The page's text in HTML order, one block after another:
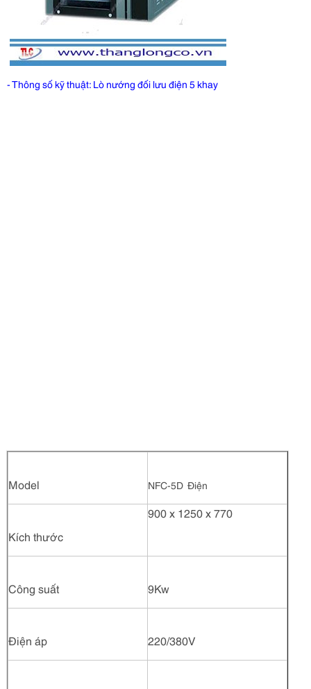
- Thông số kỹ thuật: Lò nướng đối lưu điện 5 khay
Model NFC-5D Điện
Kích thước
900 x 1250 x 770
Công suất 9Kw
Điện áp 220/380V